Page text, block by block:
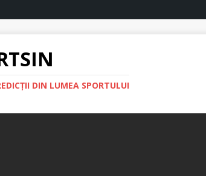
DIN LUMEA SPORTULUI